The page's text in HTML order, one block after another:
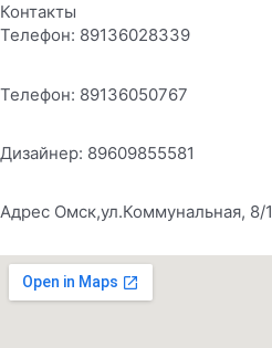
Контакты
Телефон: 89136028339
Телефон: 89136050767
Дизайнер: 89609855581
Адрес Омск,ул.Коммунальная, 8/1